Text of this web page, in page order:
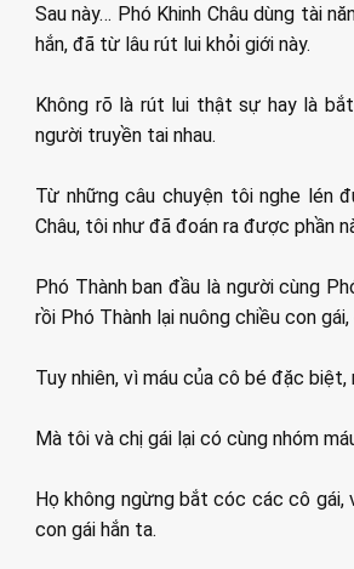
Sau này… Phó Khinh Châu dùng tài
hắn, đã từ lâu rút lui khỏi giới này.
Không rõ là rút lui thật sự hay là
người truyền tai nhau.
Từ những câu chuyện tôi nghe lén
Châu, tôi như đã đoán ra được phần
Phó Thành ban đầu là người cùng
rồi Phó Thành lại nuông chiều con
Tuy nhiên, vì máu của cô bé đặc
Mà tôi và chị gái lại có cùng nhóm
Họ không ngừng bắt cóc các cô
con gái hắn ta.